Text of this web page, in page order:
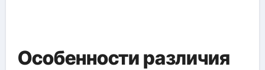
Особенности различия